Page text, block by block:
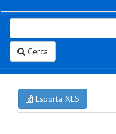
Cerca
Esporta XLS